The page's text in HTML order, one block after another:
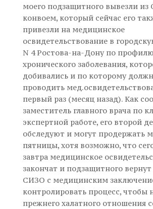
моего подзащитного вывезли
конвоем, который сейчас его
привезли на медицинское
освидетельствование в
N 4 Ростова-на-Дону по
хронического заболевания,
добивались и по которому
проводить
первый раз (месяц назад). Как
заместитель главного врача по
экспертной работе, его второй
обследуют и могут продержать
пятницы, хотя возможно, что
завтра медицинское
закончат и подзащитного
СИЗО с медицинским
контролировать процесс, чтобы
прежнего халатного отношения